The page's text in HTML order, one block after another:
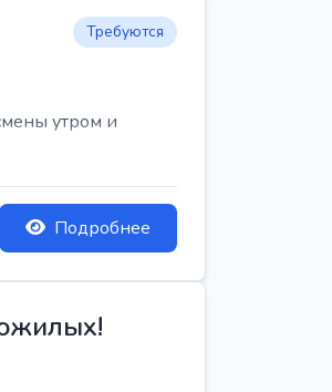
Требуются
утром и
Подробнее